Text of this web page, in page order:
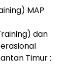
MAP
dan
Timur :